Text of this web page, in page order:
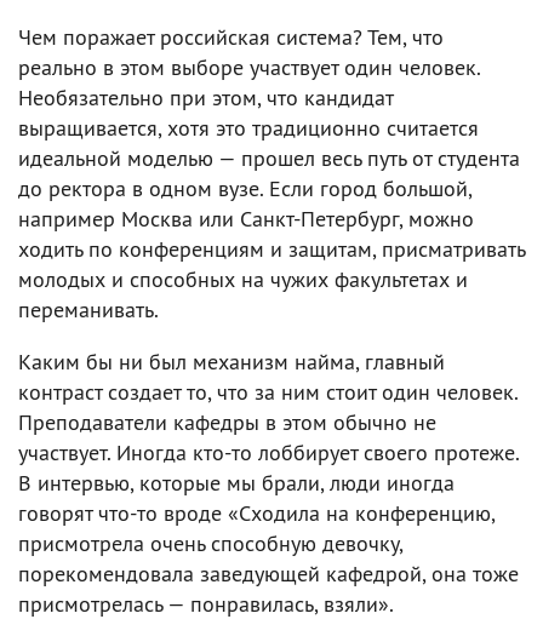
Чем поражает российская система? Тем, что
реально в этом выборе участвует один человек.
Необязательно при этом, что кандидат
выращивается, хотя это традиционно считается
идеальной моделью — прошел весь путь от студента
до ректора в одном вузе. Если город большой,
например Москва или Санкт-Петербург, можно
ходить по конференциям и защитам, присматривать
молодых и способных на чужих факультетах и
переманивать.
Каким бы ни был механизм найма, главный
контраст создает то, что за ним стоит один человек.
Преподаватели кафедры в этом обычно не
участвует. Иногда кто-то лоббирует своего протеже.
В интервью, которые мы брали, люди иногда
говорят что-то вроде «Сходила на конференцию,
присмотрела очень способную девочку,
порекомендовала заведующей кафедрой, она тоже
присмотрелась — понравилась, взяли».